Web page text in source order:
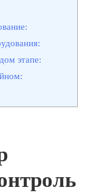
этапе: